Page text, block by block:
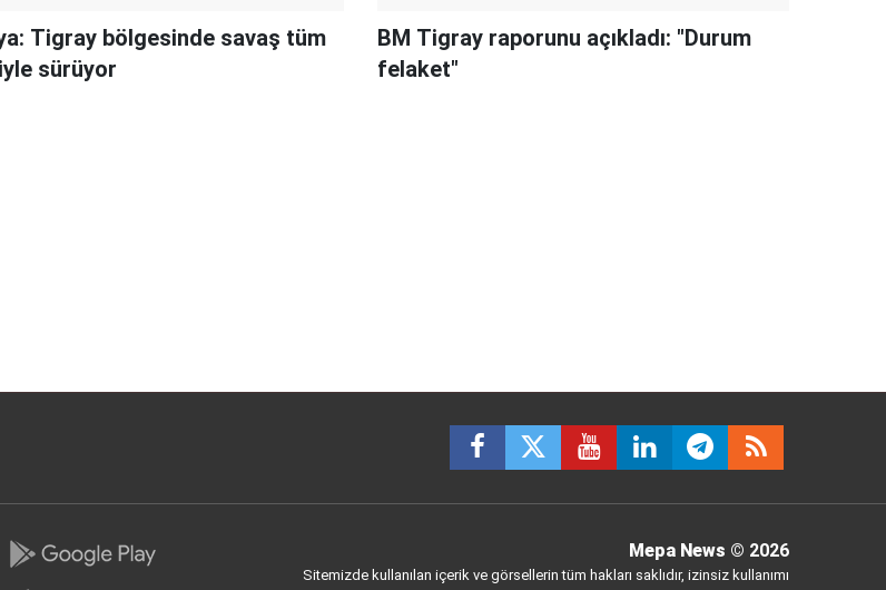
Tigray bölgesinde savaş tüm
sürüyor
BM Tigray raporunu açıkladı: "Durum
felaket"
Mepa News © 2026
Sitemizde kullanılan içerik ve görsellerin tüm hakları saklıdır, izinsiz kullanımı